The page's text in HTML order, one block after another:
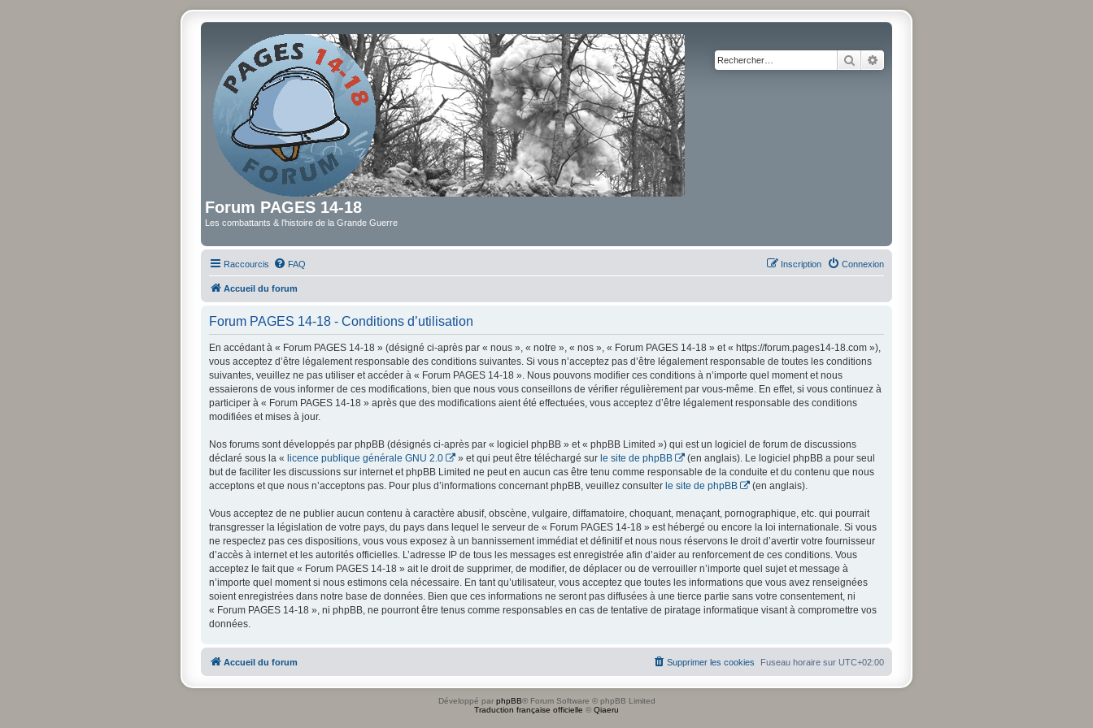
Forum PAGES 14-18
Les combattants & l'histoire de la Grande Guerre
Rechercher
Raccourcis FAQ Connexion
Inscription
Accueil du forum
Forum PAGES 14-18 - Conditions d’utilisation
En accédant à « Forum PAGES 14-18 » (désigné ci-après par « nous », « notre », « nos », « Forum PAGES 14-18 » et « https://forum.pages14-18.com »),
vous acceptez d’être légalement responsable des conditions suivantes. Si vous n’acceptez pas d’être légalement responsable de toutes les conditions
suivantes, veuillez ne pas utiliser et accéder à « Forum PAGES 14-18 ». Nous pouvons modifier ces conditions à n’importe quel moment et nous
essaierons de vous informer de ces modifications, bien que nous vous conseillons de vérifier régulièrement par vous-même. En effet, si vous continuez à
participer à « Forum PAGES 14-18 » après que des modifications aient été effectuées, vous acceptez d’être légalement responsable des conditions
modifiées et mises à jour.
Nos forums sont développés par phpBB (désignés ci-après par « logiciel phpBB » et « phpBB Limited ») qui est un logiciel de forum de discussions
déclaré sous la « licence publique générale GNU 2.0 » et qui peut être téléchargé sur le site de phpBB
(en anglais). Le logiciel phpBB a pour seul
but de faciliter les discussions sur internet et phpBB Limited ne peut en aucun cas être tenu comme responsable de la conduite et du contenu que nous
acceptons et que nous n’acceptons pas. Pour plus d’informations concernant phpBB, veuillez consulter le site de phpBB (en anglais).
Vous acceptez de ne publier aucun contenu à caractère abusif, obscène, vulgaire, diffamatoire, choquant, menaçant, pornographique, etc. qui pourrait
transgresser la législation de votre pays, du pays dans lequel le serveur de « Forum PAGES 14-18 » est hébergé ou encore la loi internationale. Si vous
ne respectez pas ces dispositions, vous vous exposez à un bannissement immédiat et définitif et nous nous réservons le droit d’avertir votre fournisseur
d’accès à internet et les autorités officielles. L’adresse IP de tous les messages est enregistrée afin d’aider au renforcement de ces conditions. Vous
acceptez le fait que « Forum PAGES 14-18 » ait le droit de supprimer, de modifier, de déplacer ou de verrouiller n’importe quel sujet et message à
n’importe quel moment si nous estimons cela nécessaire. En tant qu’utilisateur, vous acceptez que toutes les informations que vous avez renseignées
soient enregistrées dans notre base de données. Bien que ces informations ne seront pas diffusées à une tierce partie sans votre consentement, ni
« Forum PAGES 14-18 », ni phpBB, ne pourront être tenus comme responsables en cas de tentative de piratage informatique visant à compromettre vos
données.
Accueil du forum Fuseau horaire sur UTC+02:00
Supprimer les cookies
Développé par phpBB® Forum Software © phpBB Limited
Traduction française officielle © Qiaeru